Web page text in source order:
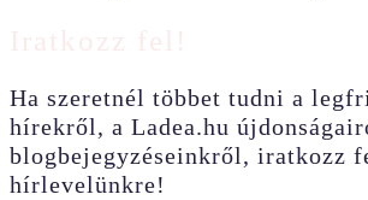
Ha szeretnél többet tudni a
hírekről, a Ladea.hu
blogbejegyzéseinkről, iratkozz
hírlevelünkre!